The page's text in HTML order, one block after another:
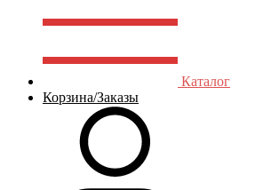
Каталог
Корзина/Заказы